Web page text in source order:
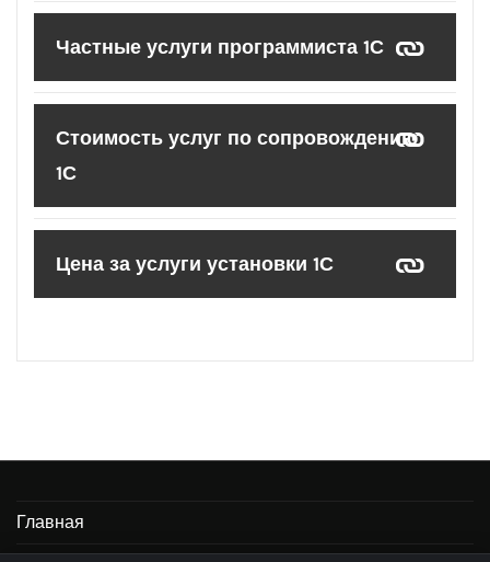
Частные услуги программиста 1С
Стоимость услуг по сопровождению
1С
Цена за услуги установки 1С
Главная